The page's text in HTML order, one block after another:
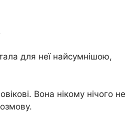
для неї найсумнішою,
Вона нікому нічого не